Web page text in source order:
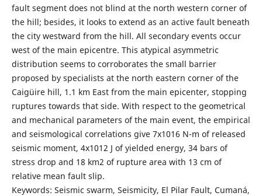
fault segment does not blind at the north western corner of
the hill; besides, it looks to extend as an active fault beneath
the city westward from the hill. All secondary events occur
west of the main epicentre. This atypical asymmetric
distribution seems to corroborates the small barrier
proposed by specialists at the north eastern corner of the
Caigüire hill, 1.1 km East from the main epicenter, stopping
ruptures towards that side. With respect to the geometrical
and mechanical parameters of the main event, the empirical
and seismological correlations give 7x1016 N-m of released
seismic moment, 4x1012 J of yielded energy, 34 bars of
stress drop and 18 km2 of rupture area with 13 cm of
relative mean fault slip.
Keywords: Seismic swarm, Seismicity, El Pilar Fault, Cumaná,